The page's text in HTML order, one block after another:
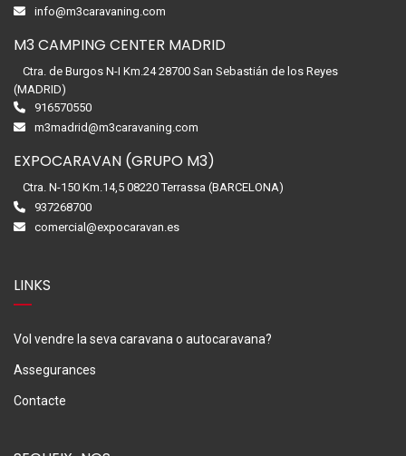
info@m3caravaning.com
M3 CAMPING CENTER MADRID
Ctra. de Burgos N-I Km.24 28700 San Sebastián de los Reyes
(MADRID)
916570550
m3madrid@m3caravaning.com
EXPOCARAVAN (GRUPO M3)
Ctra. N-150 Km.14,5 08220 Terrassa (BARCELONA)
937268700
comercial@expocaravan.es
LINKS
Vol vendre la seva caravana o autocaravana?
Assegurances
Contacte